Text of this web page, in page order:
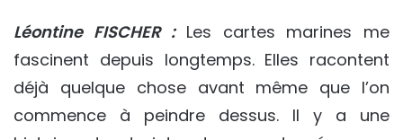
Léontine FISCHER : Les cartes marines me
fascinent depuis longtemps. Elles racontent
déjà quelque chose avant même que l’on
commence à peindre dessus. Il y a une